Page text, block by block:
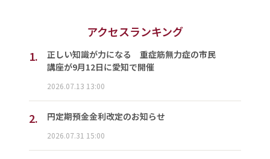
アクセスランキング
1.
正しい知識が力になる 重症筋無力症の市民
講座が9月12日に愛知で開催
2026.07.13 13:00
2. 円定期預金金利改定のお知らせ
2026.07.31 15:00